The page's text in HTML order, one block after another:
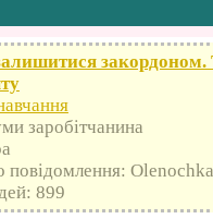
закордоном.
заробітчанина
повідомлення: Olenochka
899